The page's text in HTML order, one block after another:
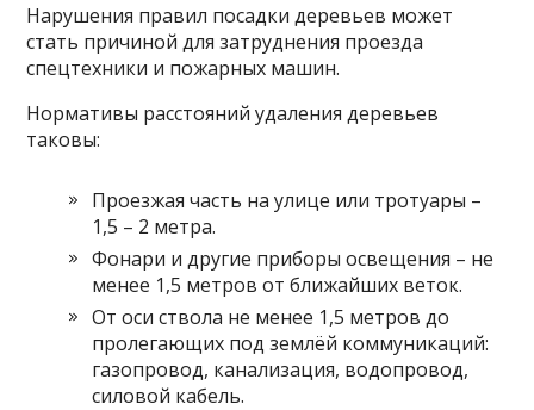
Нарушения правил посадки деревьев может
стать причиной для затруднения проезда
спецтехники и пожарных машин.
Нормативы расстояний удаления деревьев
таковы:
Проезжая часть на улице или тротуары –
1,5 – 2 метра.
Фонари и другие приборы освещения – не
менее 1,5 метров от ближайших веток.
От оси ствола не менее 1,5 метров до
пролегающих под землёй коммуникаций:
газопровод, канализация, водопровод,
силовой кабель.